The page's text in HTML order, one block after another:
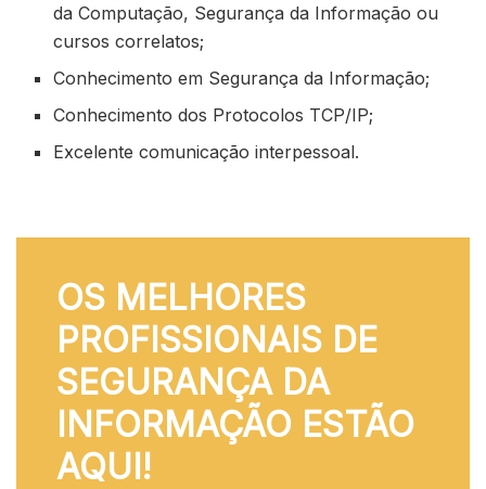
da Computação, Segurança da Informação ou
cursos correlatos;
Conhecimento em Segurança da Informação;
Conhecimento dos Protocolos TCP/IP;
Excelente comunicação interpessoal.
OS MELHORES
PROFISSIONAIS DE
SEGURANÇA DA
INFORMAÇÃO ESTÃO
AQUI!